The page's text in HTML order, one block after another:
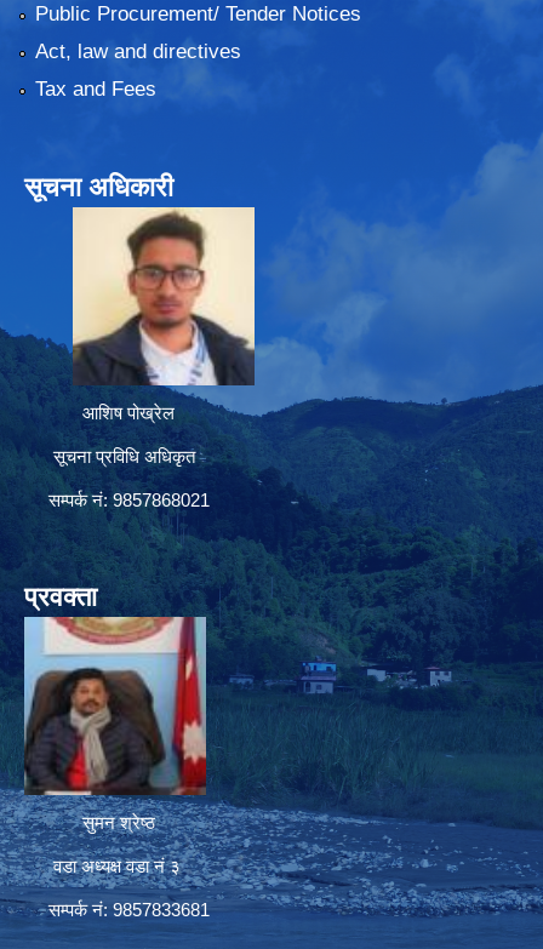
Public Procurement/ Tender Notices
Act, law and directives
Tax and Fees
सूचना अधिकारी
आशिष पोख्रेल
सूचना प्रविधि अधिकृत
सम्पर्क नं: 9857868021
प्रवक्ता
सुमन श्रेष्ठ
वडा अध्यक्ष वडा नं ३
सम्पर्क नं: 9857833681